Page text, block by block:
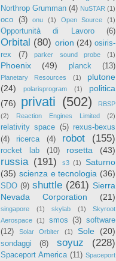
Northrop Grumman (4) NuSTAR (1)
oco (3) onu (1) Open Source (1)
Opportunità di Lavoro (6)
Orbital (80) orion (24) osiris-
rex
(7) parker sound probe (1)
Phoenix (49) planck (13)
Planetary Resources (1)
plutone
(24)
polarisprogram (1)
politica
(76)
privati (502)
RBSP
(2)
Reaction Engines Limited (2)
relativity space (5) rexus-bexus
(4)
ricerca (4) robot (155)
rocket lab (10) rosetta (43)
russia (191) s3 (1)
Saturno
(35) scienza e tecnologia (36)
SDO (9) shuttle (261) Sierra
Nevada Corporation
(21)
singapore (1) skylab (1)
Skyroot
Aerospace (1) smos (3) software
(12)
Solar Orbiter (1) Sole (20)
sondaggi (8) soyuz (228)
Spaceport America (11) Spaceport